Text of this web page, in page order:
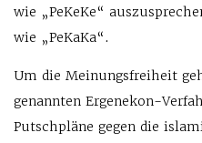
wie „PeKeKe“
wie „PeKaKa“.
Um die Meinungsfreiheit
genannten Ergenekon-
Putschpläne gegen die